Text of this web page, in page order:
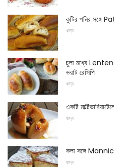
কুটির পনির সঙ্গে
খাদ্য
চুলা মধ্যে Lenten
ভরাট রেসিপি
খাদ্য
একটি
খাদ্য
কলা সঙ্গে
খাদ্য